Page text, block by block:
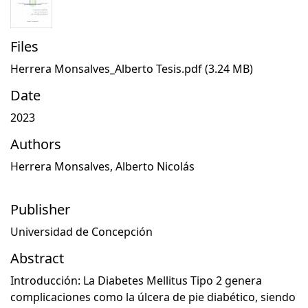
Files
Herrera Monsalves_Alberto Tesis.pdf(3.24 MB)
Date
2023
Authors
Herrera Monsalves, Alberto Nicolás
Publisher
Universidad de Concepción
Abstract
Introducción: La Diabetes Mellitus Tipo 2 genera
complicaciones como la úlcera de pie diabético, siendo